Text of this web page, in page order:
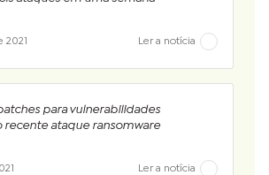
2021 Ler a notícia
para vulnerabilidades
recente ataque ransomware
Ler a notícia